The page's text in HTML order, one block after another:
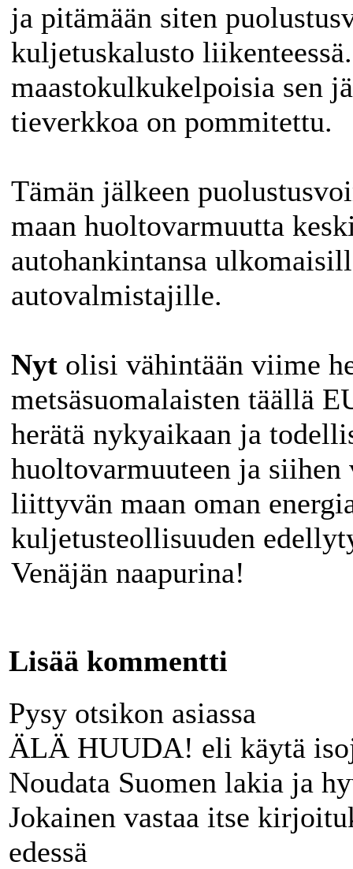
ja pitämään siten
kuljetuskalusto
maastokulkukelpoisia sen
tieverkkoa on pommitettu.
Tämän jälkeen
maan huoltovarmuutta
autohankintansa
autovalmistajille.
Nyt olisi vähintään viime
metsäsuomalaisten täällä
herätä nykyaikaan ja
huoltovarmuuteen ja
liittyvän maan oman
kuljetusteollisuuden
Venäjän naapurina!
Lisää kommentti
Pysy otsikon asiassa
ÄLÄ HUUDA! eli käytä
Noudata Suomen lakia ja
Jokainen vastaa itse
edessä